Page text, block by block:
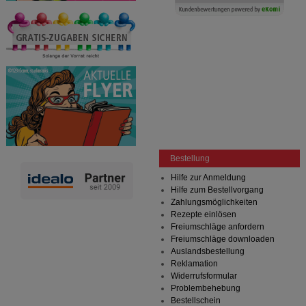
Bestellung
Hilfe zur Anmeldung
Hilfe zum Bestellvorgang
Zahlungsmöglichkeiten
Rezepte einlösen
Freiumschläge anfordern
Freiumschläge downloaden
Auslandsbestellung
Reklamation
Widerrufsformular
Problembehebung
Bestellschein